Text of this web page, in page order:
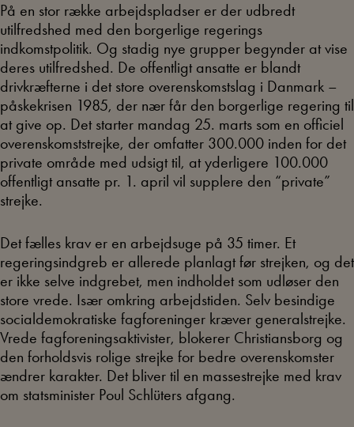
På en stor række arbejdspladser er der udbredt
utilfredshed med den borgerlige regerings
indkomstpolitik. Og stadig nye grupper begynder at vise
deres utilfredshed. De offentligt ansatte er blandt
drivkræfterne i det store overenskomstslag i Danmark –
påskekrisen 1985, der nær får den borgerlige regering til
at give op. Det starter mandag 25. marts som en officiel
overenskomststrejke, der omfatter 300.000 inden for det
private område med udsigt til, at yderligere 100.000
offentligt ansatte pr. 1. april vil supplere den “private”
strejke.
Det fælles krav er en arbejdsuge på 35 timer. Et
regeringsindgreb er allerede planlagt før strejken, og det
er ikke selve indgrebet, men indholdet som udløser den
store vrede. Især omkring arbejdstiden. Selv besindige
socialdemokratiske fagforeninger kræver generalstrejke.
Vrede fagforeningsaktivister, blokerer Christiansborg og
den forholdsvis rolige strejke for bedre overenskomster
ændrer karakter. Det bliver til en massestrejke med krav
om statsminister Poul Schlüters afgang.